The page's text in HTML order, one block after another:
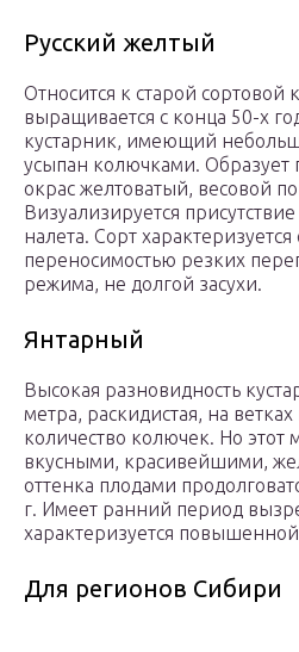
Русский желтый
Относится к старой сортовой
выращивается с конца 50-х
кустарник, имеющий
усыпан колючками.
окрас желтоватый, весовой
Визуализируется
налета. Сорт характеризуется
переносимостью резких
режима, не долгой засухи.
Янтарный
Высокая разновидность
метра, раскидистая, на
количество колючек. Но этот
вкусными, красивейшими,
оттенка плодами
г. Имеет ранний период
характеризуется
Для регионов Сибири